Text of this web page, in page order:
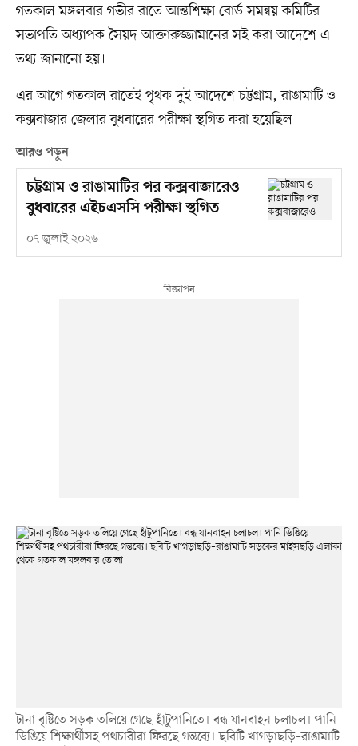
গতকাল মঙ্গলবার গভীর রাতে আন্তশিক্ষা বোর্ড সমন্বয় কমিটির
সভাপতি অধ্যাপক সৈয়দ আক্তারুজ্জামানের সই করা আদেশে এ
তথ্য জানানো হয়।
এর আগে গতকাল রাতেই পৃথক দুই আদেশে চট্টগ্রাম, রাঙামাটি ও
কক্সবাজার জেলার বুধবারের পরীক্ষা স্থগিত করা হয়েছিল।
আরও পড়ুন
চট্টগ্রাম ও রাঙামাটির পর কক্সবাজারেও
বুধবারের এইচএসসি পরীক্ষা স্থগিত
০৭ জুলাই ২০২৬
টানা বৃষ্টিতে সড়ক তলিয়ে গেছে হাঁটুপানিতে। বন্ধ যানবাহন চলাচল। পানি
ডিঙিয়ে শিক্ষার্থীসহ পথচারীরা ফিরছে গন্তব্যে। ছবিটি খাগড়াছড়ি–রাঙামাটি